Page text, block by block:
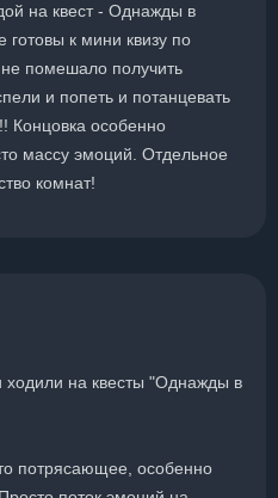
на квест - Однажды в
к мини квизу по
помешало получить
и попеть и потанцевать
Концовка особенно
массу эмоций. Отдельное
комнат!
ходили на квесты "Однажды в
потрясающее, особенно